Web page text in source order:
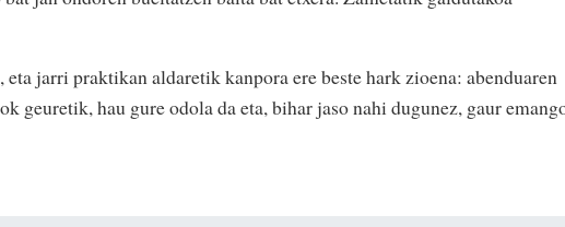
jarri praktikan aldaretik kanpora ere beste hark zioena: abenduaren
geuretik, hau gure odola da eta, bihar jaso nahi dugunez, gaur